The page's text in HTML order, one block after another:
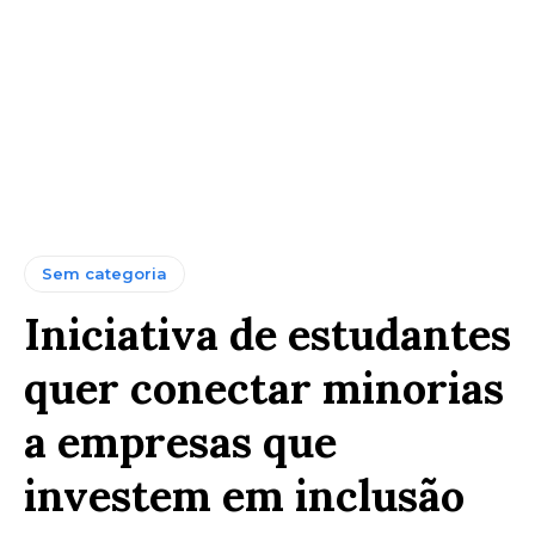
Sem categoria
Iniciativa de estudantes
quer conectar minorias
a empresas que
investem em inclusão